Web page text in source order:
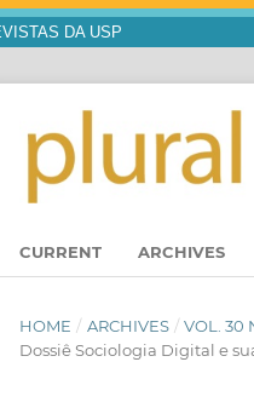
DA USP
CURRENT ARCHIVES
HOME / ARCHIVES / VOL. 30
Dossiê Sociologia Digital e